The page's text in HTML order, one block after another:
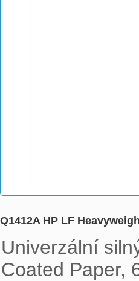
Q1412A HP LF
Univerzální
Coated Paper,